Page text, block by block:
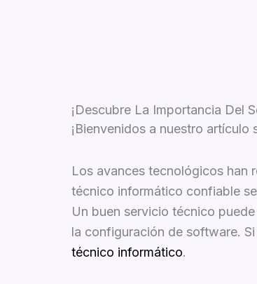
¡Descubre La Importancia Del
¡Bienvenidos a nuestro
Los avances tecnológicos han
técnico informático confiable
Un buen servicio técnico
la configuración de software.
técnico informático.